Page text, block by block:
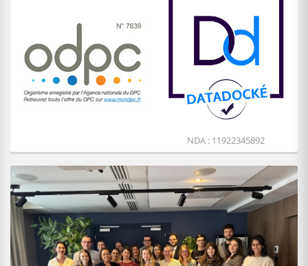
NDA : 11922345892